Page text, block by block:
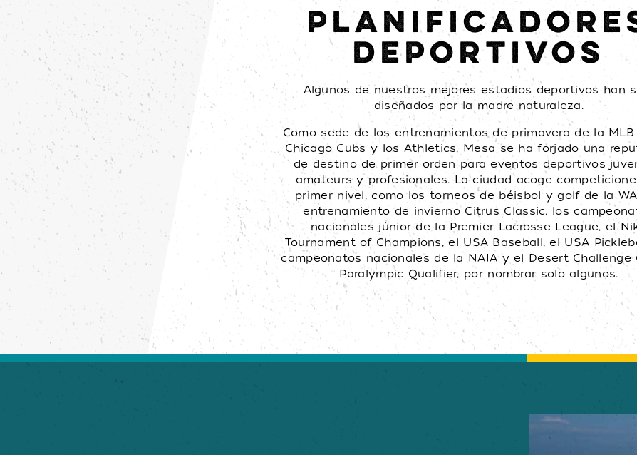
DEPORTIVOS
Algunos de nuestros mejores estadios deportivos han
diseñados por la madre naturaleza.
Como sede de los entrenamientos de primavera de la
Chicago Cubs y los Athletics, Mesa se ha forjado una
de destino de primer orden para eventos deportivos
amateurs y profesionales. La ciudad acoge
primer nivel, como los torneos de béisbol y golf de la
entrenamiento de invierno Citrus Classic, los
nacionales júnior de la Premier Lacrosse League, el
Tournament of Champions, el USA Baseball, el USA
campeonatos nacionales de la NAIA y el Desert Challenge
Paralympic Qualifier, por nombrar solo algunos.